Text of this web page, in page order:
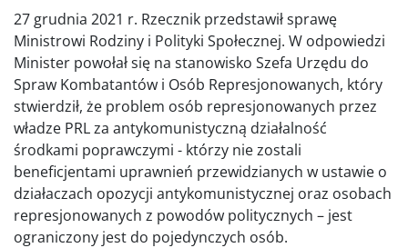
27 grudnia 2021 r. Rzecznik przedstawił sprawę
Ministrowi Rodziny i Polityki Społecznej. W odpowiedzi
Minister powołał się na stanowisko Szefa Urzędu do
Spraw Kombatantów i Osób Represjonowanych, który
stwierdził, że problem osób represjonowanych przez
władze PRL za antykomunistyczną działalność
środkami poprawczymi - którzy nie zostali
beneficjentami uprawnień przewidzianych w ustawie o
działaczach opozycji antykomunistycznej oraz osobach
represjonowanych z powodów politycznych – jest
ograniczony jest do pojedynczych osób.